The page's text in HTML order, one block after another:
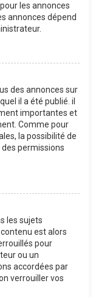
les annonces
annonces dépend
des annonces sur
il a été publié. il
importantes et
Comme pour
la possibilité de
permissions
les sujets
est alors
pour
ou un
accordées par
verrouiller vos